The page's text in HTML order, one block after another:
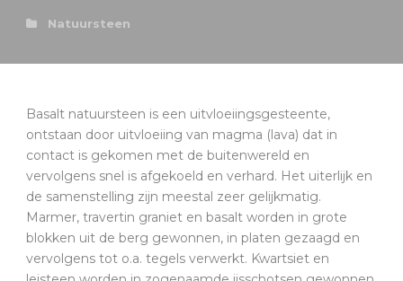
Natuursteen
Basalt natuursteen is een uitvloeiingsgesteente,
ontstaan door uitvloeiing van magma (lava) dat in
contact is gekomen met de buitenwereld en
vervolgens snel is afgekoeld en verhard. Het uiterlijk en
de samenstelling zijn meestal zeer gelijkmatig.
Marmer, travertin graniet en basalt worden in grote
blokken uit de berg gewonnen, in platen gezaagd en
vervolgens tot o.a. tegels verwerkt. Kwartsiet en